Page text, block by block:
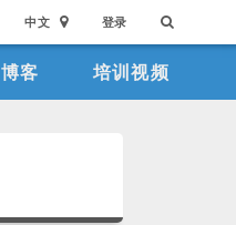
中文 登录
博客 培训视频